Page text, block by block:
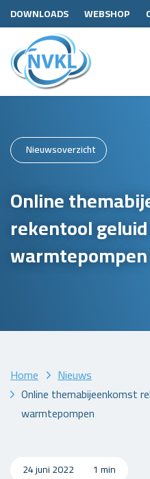
DOWNLOADS WEBSHOP
Nieuwsoverzicht
Online
rekentool geluid
warmtepompen
Home
Nieuws
Online themabijeenkomst
warmtepompen
24 juni 2022 1 min